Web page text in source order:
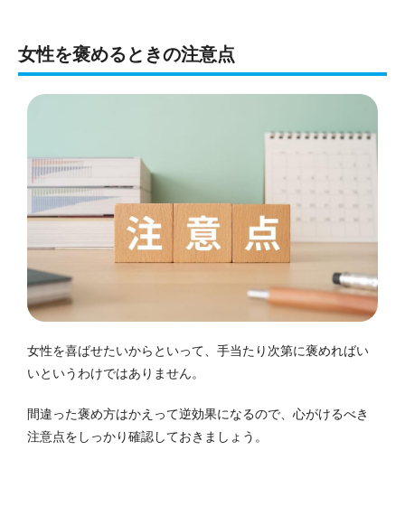
女性を褒めるときの注意点
女性を喜ばせたいからといって、手当たり次第に褒めればい
いというわけではありません。
間違った褒め方はかえって逆効果になるので、心がけるべき
注意点をしっかり確認しておきましょう。